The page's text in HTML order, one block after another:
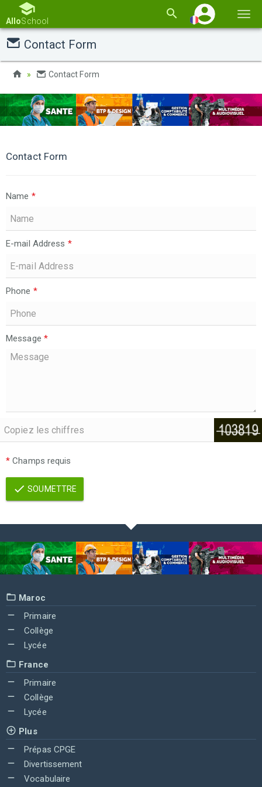
la
AlloSchool
Contact Form
Contact Form
Contact Form
Name *
E-mail Address *
Phone *
Message *
* Champs requis
SOUMETTRE
Maroc
Primaire
Collège
Lycée
France
Primaire
Collège
Lycée
Plus
Prépas CPGE
Divertissement
Vocabulaire